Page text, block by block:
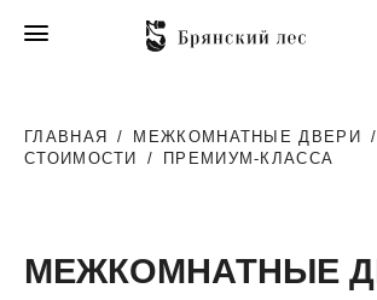
ГЛАВНАЯ / МЕЖКОМНАТНЫЕ ДВЕРИ /
СТОИМОСТИ
/ ПРЕМИУМ-КЛАССА
МЕЖКОМНАТНЫЕ